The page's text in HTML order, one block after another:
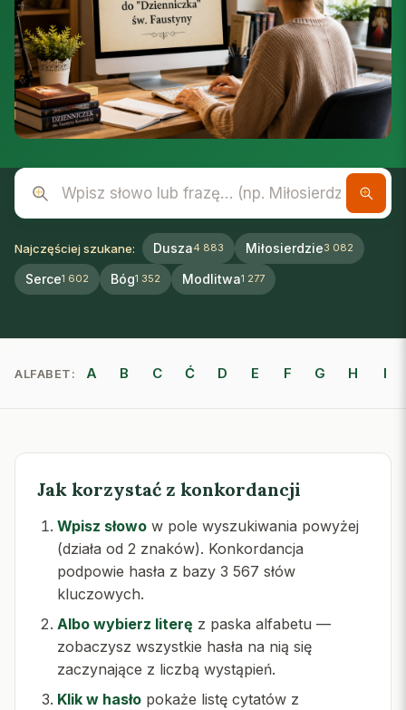
Wpisz słowo lub frazę
Najczęściej szukane: Dusza4 883 Miłosierdzie3 082
Serce1 602 Bóg1 352 Modlitwa1 277
ALFABET: A B C Ć D E F G H I
Jak korzystać z konkordancji
Wpisz słowo w pole wyszukiwania powyżej
(działa od 2 znaków). Konkordancja
podpowie hasła z bazy 3 567 słów
kluczowych.
Albo wybierz literę z paska alfabetu —
zobaczysz wszystkie hasła na nią się
zaczynające z liczbą wystąpień.
Klik w hasło pokaże listę cytatów z